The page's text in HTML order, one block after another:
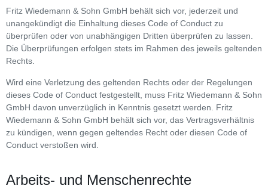
Fritz Wiedemann & Sohn GmbH behält sich vor, jederzeit und
unangekündigt die Einhaltung dieses Code of Conduct zu
überprüfen oder von unabhängigen Dritten überprüfen zu lassen.
Die Überprüfungen erfolgen stets im Rahmen des jeweils geltenden
Rechts.
Wird eine Verletzung des geltenden Rechts oder der Regelungen
dieses Code of Conduct festgestellt, muss Fritz Wiedemann & Sohn
GmbH davon unverzüglich in Kenntnis gesetzt werden. Fritz
Wiedemann & Sohn GmbH behält sich vor, das Vertragsverhältnis
zu kündigen, wenn gegen geltendes Recht oder diesen Code of
Conduct verstoßen wird.
Arbeits- und Menschenrechte